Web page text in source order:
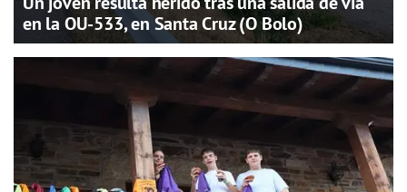
en la OU-533, en Santa Cruz (O Bolo)